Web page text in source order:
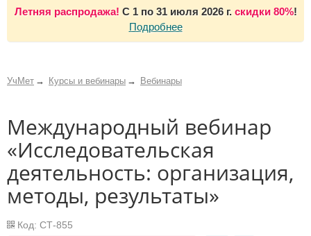
Летняя распродажа! С 1 по 31 июля 2026 г. скидки 80%!
Подробнее
УчМет Курсы и вебинары Вебинары
Международный вебинар
«Исследовательская
деятельность: организация,
методы, результаты»
Код: СТ-855